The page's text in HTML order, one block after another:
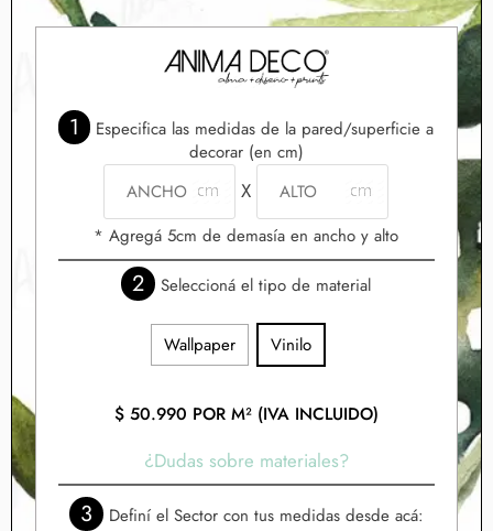
1
Especifica las medidas de la pared/superficie a
decorar (en cm)
X
* Agregá 5cm de demasía en ancho y alto
2 Seleccioná el tipo de material
Wallpaper Vinilo
$50.990 POR M² (IVA INCLUIDO)
¿Dudas sobre materiales?
3 Definí el Sector con tus medidas desde acá: